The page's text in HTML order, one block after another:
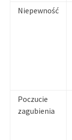
Niepewność
Poczucie
zagubienia